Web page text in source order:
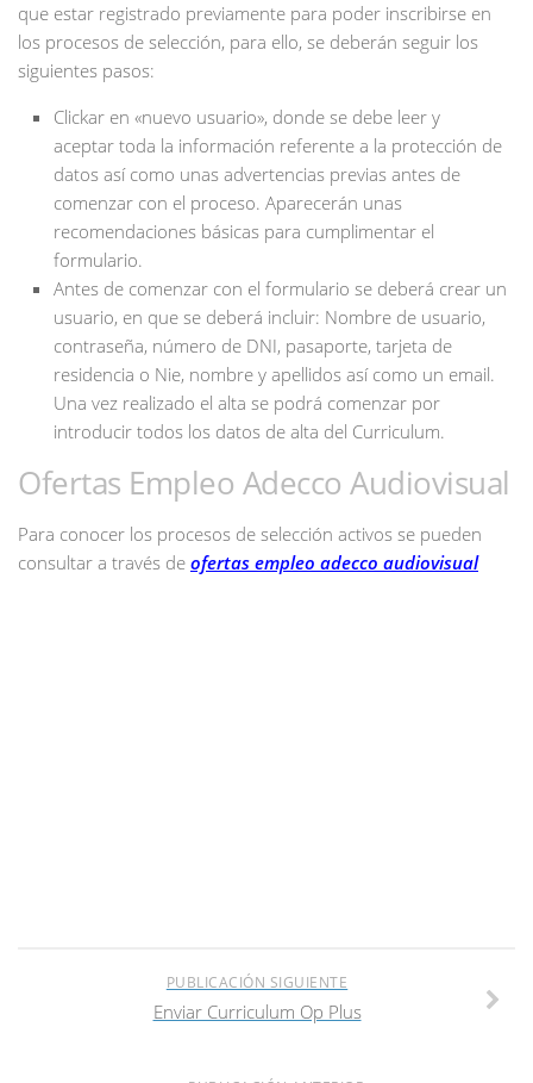
que estar registrado previamente para poder inscribirse en
los procesos de selección, para ello, se deberán seguir los
siguientes pasos:
Clickar en «nuevo usuario», donde se debe leer y
aceptar toda la información referente a la protección de
datos así como unas advertencias previas antes de
comenzar con el proceso. Aparecerán unas
recomendaciones básicas para cumplimentar el
formulario.
Antes de comenzar con el formulario se deberá crear un
usuario, en que se deberá incluir: Nombre de usuario,
contraseña, número de DNI, pasaporte, tarjeta de
residencia o Nie, nombre y apellidos así como un email.
Una vez realizado el alta se podrá comenzar por
introducir todos los datos de alta del Curriculum.
Ofertas Empleo Adecco Audiovisual
Para conocer los procesos de selección activos se pueden
consultar a través de ofertas empleo adecco audiovisual
PUBLICACIÓN SIGUIENTE
Enviar Curriculum Op Plus